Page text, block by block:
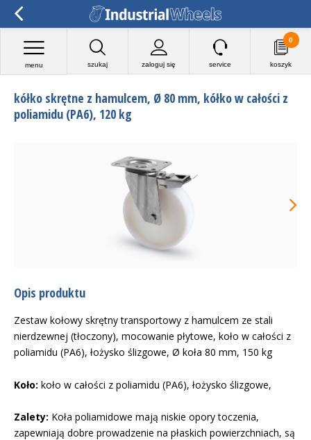
szukaj zaloguj się
menu service koszyk
0
kółko skrętne z hamulcem, Ø 80 mm, kółko w całości z
poliamidu (PA6), 120 kg
Opis produktu
Zestaw kołowy skrętny transportowy z hamulcem ze stali
nierdzewnej (tłoczony), mocowanie płytowe, koło w całości z
poliamidu (PA6), łożysko ślizgowe, Ø koła 80 mm, 150 kg
Koło: koło w całości z poliamidu (PA6), łożysko ślizgowe,
Zalety: Koła poliamidowe mają niskie opory toczenia,
zapewniają dobre prowadzenie na płaskich powierzchniach, są